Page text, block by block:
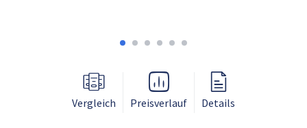
Vergleich Preisverlauf Details